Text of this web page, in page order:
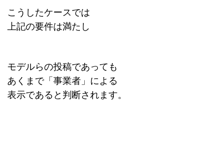
こうしたケースでは
上記の要件は満たし
モデルらの投稿であっても
あくまで「事業者」による
表示であると判断されます。